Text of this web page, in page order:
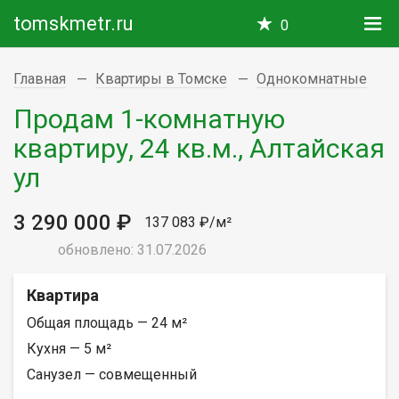
tomskmetr.ru 0
Главная Квартиры в Томске Однокомнатные
Продам 1-комнатную
квартиру, 24 кв.м., Алтайская
ул
3 290 000 ₽
137 083 ₽/м²
обновлено: 31.07.2026
Квартира
Общая площадь — 24 м²
Кухня — 5 м²
Санузел — совмещенный